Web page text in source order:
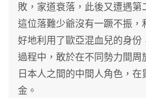
敗，家道衰落，此後又遭遇第
這位落難少爺沒有一蹶不振，
好地利用了歐亞混血兒的身
過程中，敢於在不同勢力間周
日本人之間的中間人角色，
金。